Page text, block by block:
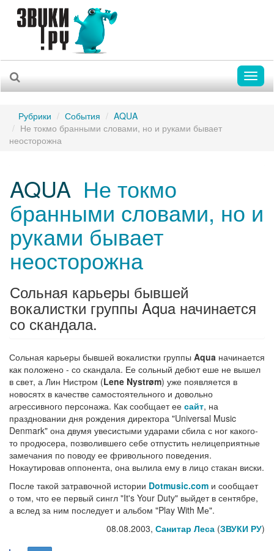
Рубрики События
AQUA
Не токмо бранными словами, но и руками бывает
неосторожна
AQUA Не токмо
бранными словами, но и
руками бывает
неосторожна
Сольная карьеры бывшей
вокалистки группы Aqua начинается
со скандала.
Сольная карьеры бывшей вокалистки группы Aqua начинается
как положено - со скандала. Ее сольный дебют еше не вышел
в свет, а Лин Нистром (Lene Nystrøm) уже появляется в
новосятх в качестве самостоятельного и довольно
агрессивного персонажа. Как сообщает ее сайт, на
праздновании дня рождения директора "Universal Music
Denmark" она двумя увесистыми ударами сбила с ног какого-
то продюсера, позволившего себе отпустить нелицеприятные
замечания по поводу ее фривольного поведения.
Нокаутировав оппонента, она вылила ему в лицо стакан виски.
После такой затравочной истории Dotmusic.com и сообщает
о том, что ее первый сингл "It's Your Duty" выйдет в сентябре,
а вслед за ним последует и альбом "Play With Mе".
08.08.2003, Санитар Леса (ЗВУКИ РУ)